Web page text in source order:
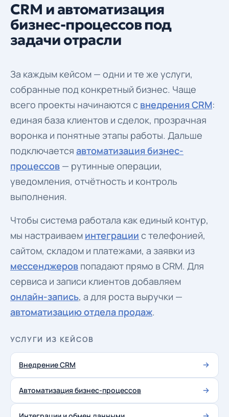
CRM и автоматизация
бизнес-процессов под
задачи отрасли
За каждым кейсом — одни и те же услуги,
собранные под конкретный бизнес. Чаще
всего проекты начинаются с внедрения CRM:
единая база клиентов и сделок, прозрачная
воронка и понятные этапы работы. Дальше
подключается автоматизация бизнес-
процессов — рутинные операции,
уведомления, отчётность и контроль
выполнения.
Чтобы система работала как единый контур,
мы настраиваем интеграции с телефонией,
сайтом, складом и платежами, а заявки из
мессенджеров попадают прямо в CRM. Для
сервиса и записи клиентов добавляем
онлайн-запись, а для роста выручки —
автоматизацию отдела продаж.
УСЛУГИ ИЗ КЕЙСОВ
Внедрение CRM
Автоматизация бизнес-процессов